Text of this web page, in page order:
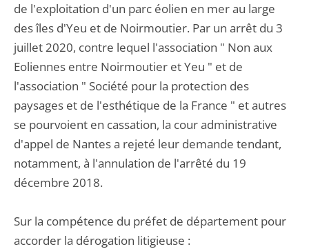
de l'exploitation d'un parc éolien en mer au large
des îles d'Yeu et de Noirmoutier. Par un arrêt du 3
juillet 2020, contre lequel l'association " Non aux
Eoliennes entre Noirmoutier et Yeu " et de
l'association " Société pour la protection des
paysages et de l'esthétique de la France " et autres
se pourvoient en cassation, la cour administrative
d'appel de Nantes a rejeté leur demande tendant,
notamment, à l'annulation de l'arrêté du 19
décembre 2018.
Sur la compétence du préfet de département pour
accorder la dérogation litigieuse :